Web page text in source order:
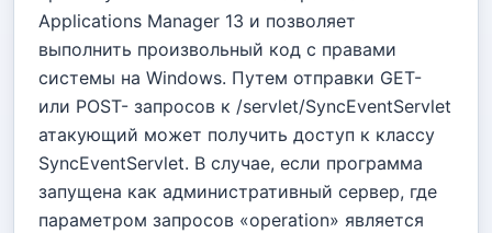
Applications Manager 13 и позволяет
выполнить произвольный код с правами
системы на Windows. Путем отправки GET-
или POST- запросов к /servlet/SyncEventServlet
атакующий может получить доступ к классу
SyncEventServlet. В случае, если программа
запущена как административный сервер, где
параметром запросов «operation» является